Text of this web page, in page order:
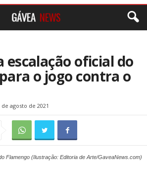
escalação oficial do
o jogo contra o
de agosto de 2021
Flamengo (Ilustração: Editoria de Arte/GaveaNews.com)